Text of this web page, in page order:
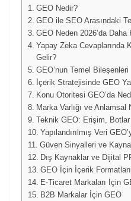
GEO Nedir?
GEO ile SEO Arasındaki
GEO Neden 2026’da
Yapay Zeka Cevaplarında
Gelir?
GEO’nun Temel Bileşenleri
İçerik Stratejisinde GEO
Konu Otoritesi GEO’da
Marka Varlığı ve Anlamsal
Teknik GEO: Erişim,
Yapılandırılmış Veri
Güven Sinyalleri ve
Dış Kaynaklar ve Dijital
GEO İçin İçerik Formatları
E-Ticaret Markaları İçin
B2B Markalar İçin GEO